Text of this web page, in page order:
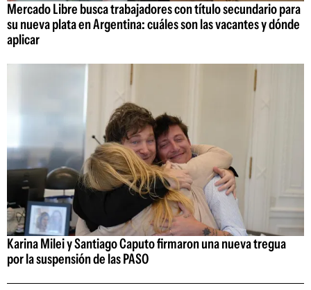
Mercado Libre busca trabajadores con título secundario para
su nueva plata en Argentina: cuáles son las vacantes y dónde
aplicar
Karina Milei y Santiago Caputo firmaron una nueva tregua
por la suspensión de las PASO